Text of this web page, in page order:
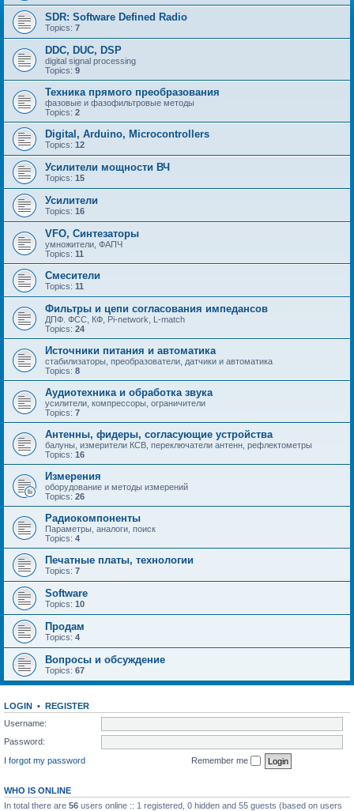
SDR: Software Defined Radio
Topics: 7
DDC, DUC, DSP
digital signal processing
Topics: 9
Техника прямого преобразования
фазовые и фазофильтровые методы
Topics: 2
Digital, Arduino, Microcontrollers
Topics: 12
Усилители мощности ВЧ
Topics: 15
Усилители
Topics: 16
VFO, Синтезаторы
умножители, ФАПЧ
Topics: 11
Смесители
Topics: 11
Фильтры и цепи согласования импедансов
ДПФ. ФСС, КФ, Pi-network, L-match
Topics: 24
Источники питания и автоматика
стабилизаторы, преобразователи, датчики и автоматика
Topics: 8
Аудиотехника и обработка звука
усилители, компрессоры, ограничители
Topics: 7
Антенны, фидеры, согласующие устройства
балуны, измерители КСВ, переключатели антенн, рефлектометры
Topics: 16
Измерения
оборудование и методы измерений
Topics: 26
Радиокомпоненты
Параметры, аналоги, поиск
Topics: 4
Печатные платы, технологии
Topics: 7
Software
Topics: 10
Продам
Topics: 4
Вопросы и обсуждение
Topics: 67
LOGIN • REGISTER
Username:
Password:
I forgot my password
Remember me
WHO IS ONLINE
In total there are 56 users online :: 1 registered, 0 hidden and 55 guests (based on users